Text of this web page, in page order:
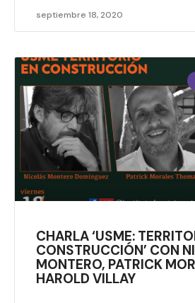
septiembre 18, 2020
CHARLA ‘USME:
CONSTRUCCIÓN’ CON
MONTERO, PATRICK
HAROLD VILLAY